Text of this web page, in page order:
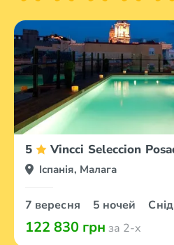
5 Vincci Seleccion
Іспанія, Малага
7 вересня 5 ночей
122 830 грн за 2-х